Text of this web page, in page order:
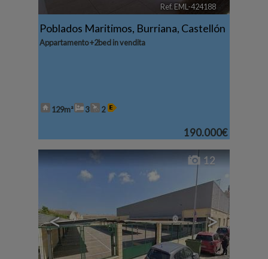
Ref. EML-424188
Poblados Maritimos, Burriana, Castellón
Appartamento +2bed in vendita
129m² 3 2
190.000€
< >
12